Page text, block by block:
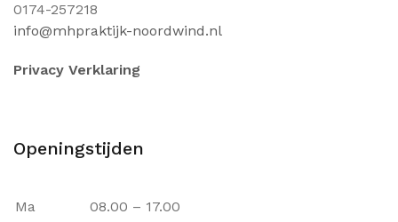
0174-257218
info@mhpraktijk-noordwind.nl
Privacy Verklaring
Openingstijden
Ma
08.00 – 17.00